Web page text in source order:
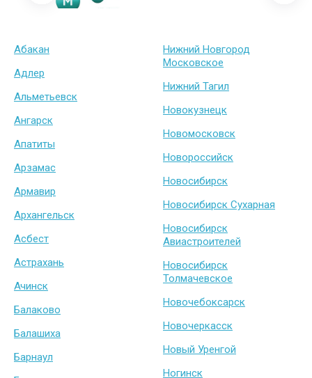
Абакан
Адлер
Альметьевск
Ангарск
Апатиты
Арзамас
Армавир
Архангельск
Асбест
Астрахань
Ачинск
Балаково
Балашиха
Барнаул
Нижний Новгород
Московское
Нижний Тагил
Новокузнецк
Новомосковск
Новороссийск
Новосибирск
Новосибирск Сухарная
Новосибирск
Авиастроителей
Новосибирск
Толмачевское
Новочебоксарск
Новочеркасск
Новый Уренгой
Ногинск